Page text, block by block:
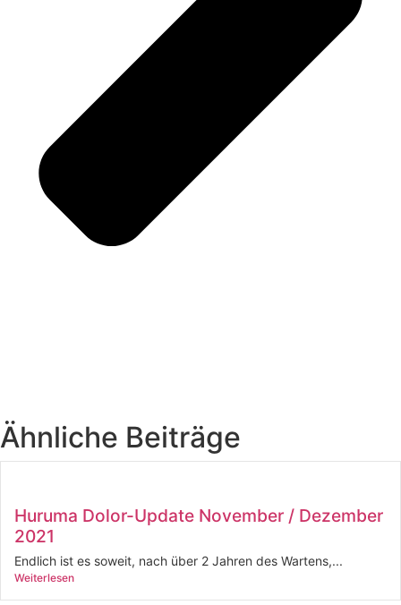
Ähnliche Beiträge
Huruma Dolor-Update November / Dezember
2021
Endlich ist es soweit, nach über 2 Jahren des Wartens,...
Weiterlesen